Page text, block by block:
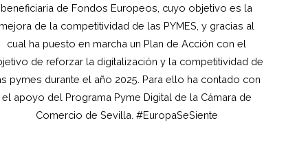
beneficiaria de Fondos Europeos, cuyo objetivo es la
de la competitividad de las PYMES, y gracias al
cual ha puesto en marcha un Plan de Acción con el
de reforzar la digitalización y la competitividad de
pymes durante el año 2025. Para ello ha contado con
el apoyo del Programa Pyme Digital de la Cámara de
Comercio de Sevilla. #EuropaSeSiente